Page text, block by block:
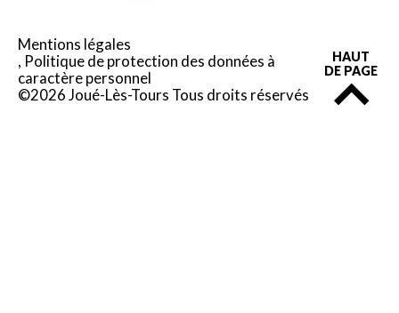
Mentions légales
Politique de protection des données à
caractère personnel
©2026 Joué-Lès-Tours Tous droits réservés
HAUT
DE PAGE